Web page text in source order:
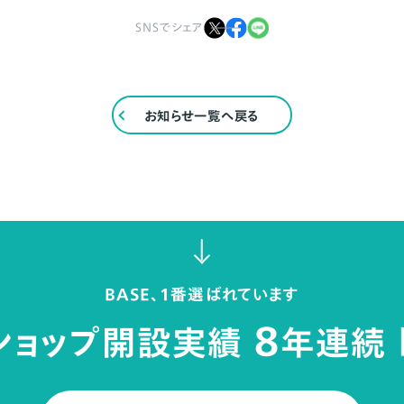
SNSでシェア
お知らせ一覧へ戻る
BASE、1番選ばれています
ョップ開設実績 8年連続